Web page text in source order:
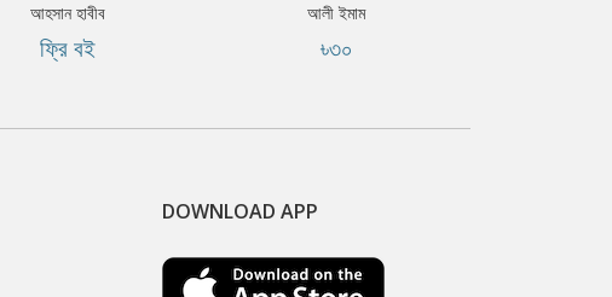
আহসান হাবীব
ফ্রি বই
আলী ইমাম
৳৩০
DOWNLOAD APP